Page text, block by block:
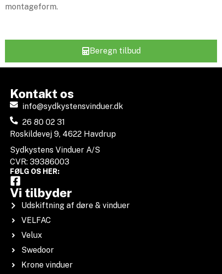
montageform.
Beregn tilbud
Kontakt os
info@sydkystensvinduer.dk
26 80 02 31
Roskildevej 9, 4622 Havdrup
Sydkystens Vinduer A/S
CVR: 39386003
FØLG OS HER:
Vi tilbyder
Udskiftning af døre & vinduer
VELFAC
Velux
Swedoor
Krone vinduer